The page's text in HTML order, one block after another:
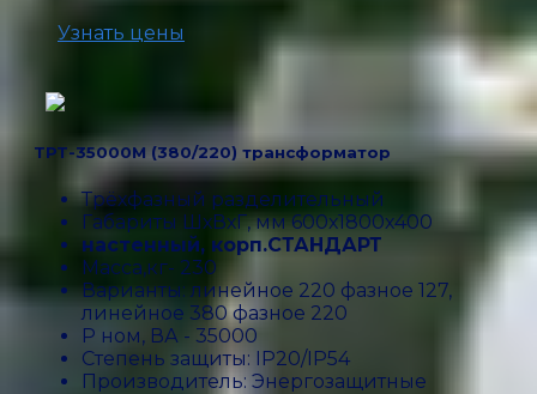
Узнать цены
ТРТ-35000М (380/220) трансформатор
Трёхфазный разделительный
Габариты ШхВхГ, мм 600х1800х400
настенный, корп.СТАНДАРТ
Масса,кг- 230
Варианты: линейное 220 фазное 127,
линейное 380 фазное 220
P ном, ВА - 35000
Степень защиты: IP20/IP54
Производитель: Энергозащитные